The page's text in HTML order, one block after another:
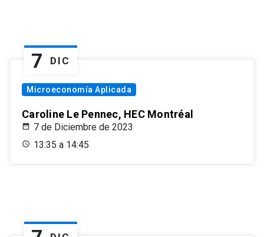
7 DIC
Microeconomía Aplicada
Caroline Le Pennec, HEC Montréal
7 de Diciembre de 2023
13:35 a 14:45